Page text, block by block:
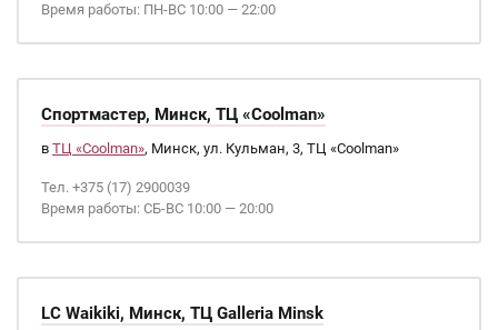
Время работы: ПН-ВС 10:00 — 22:00
Спортмастер, Минск, ТЦ «Coolman»
в ТЦ «Coolman», Минск, ул. Кульман, 3, ТЦ «Coolman»
Тел. +375 (17) 2900039
Время работы: СБ-ВС 10:00 — 20:00
LC Waikiki, Минск, ТЦ Galleria Minsk